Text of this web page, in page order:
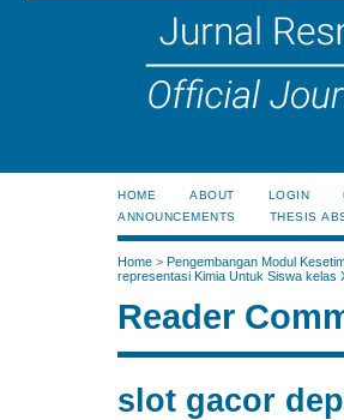
HOME ABOUT LOGIN
ANNOUNCEMENTS
THESIS
Home > Pengembangan Modul
representasi Kimia Untuk Siswa kelas
Reader
slot gacor